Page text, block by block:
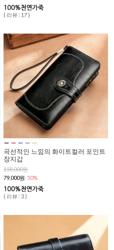
( 리뷰 : 17 )
곡선적인 느낌의 화이트컬러 포인트
장지갑
158,000원
79,000원 50%
( 리뷰 : 3 )